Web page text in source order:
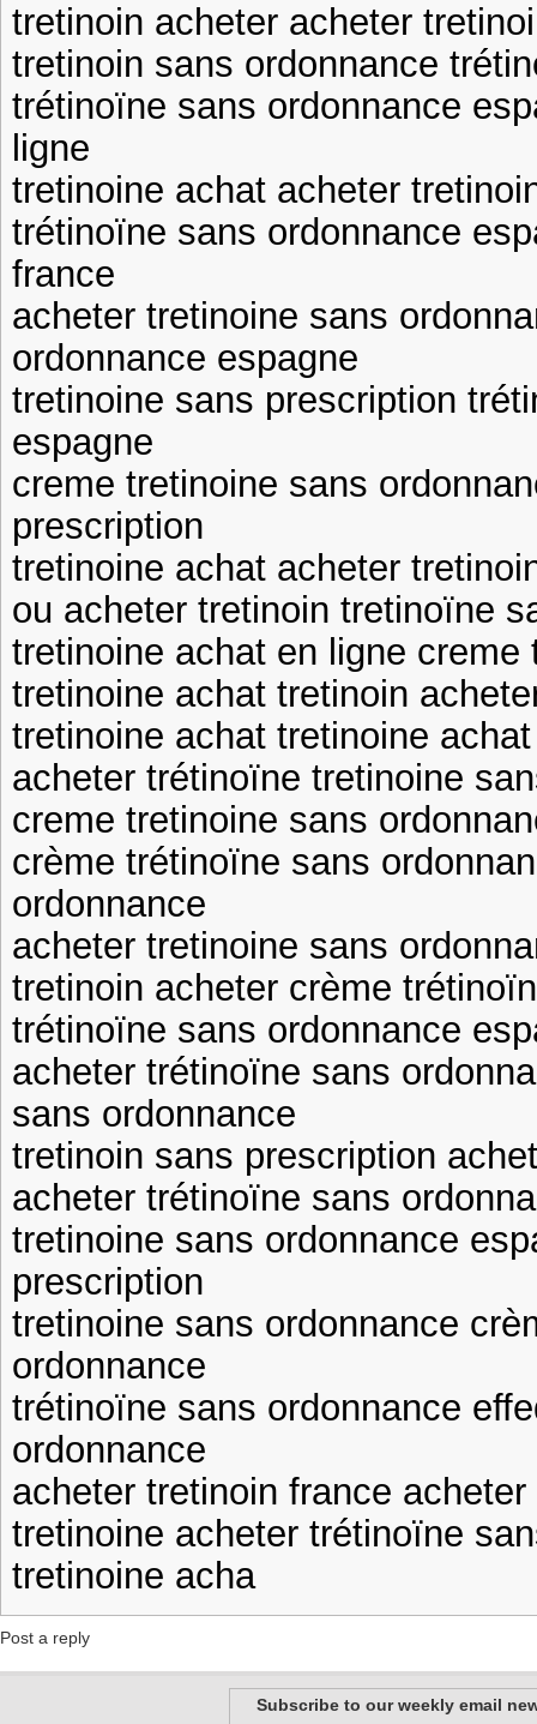
tretinoin acheter acheter
tretinoin sans ordonnance
trétinoïne sans ordonnance
ligne
tretinoine achat acheter
trétinoïne sans ordonnance
france
acheter tretinoine sans
ordonnance espagne
tretinoine sans prescription
espagne
creme tretinoine sans
prescription
tretinoine achat acheter
ou acheter tretinoin tretinoïne
tretinoine achat en ligne
tretinoine achat tretinoin
tretinoine achat tretinoine achat
acheter trétinoïne tretinoine
creme tretinoine sans
crème trétinoïne sans
ordonnance
acheter tretinoine sans
tretinoin acheter crème
trétinoïne sans ordonnance
acheter trétinoïne sans
sans ordonnance
tretinoin sans prescription
acheter trétinoïne sans
tretinoine sans ordonnance
prescription
tretinoine sans ordonnance
ordonnance
trétinoïne sans ordonnance
ordonnance
acheter tretinoin france
tretinoine acheter trétinoïne
tretinoine acha
Post a reply
Subscribe to our weekly email